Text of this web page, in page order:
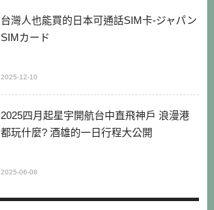
台灣人也能買的日本可通話SIM卡-ジャパン
SIMカード
2025-12-10
2025四月起星宇開航台中直飛神戶 浪漫港
都玩什麼? 酒雄的一日行程大公開
2025-06-08